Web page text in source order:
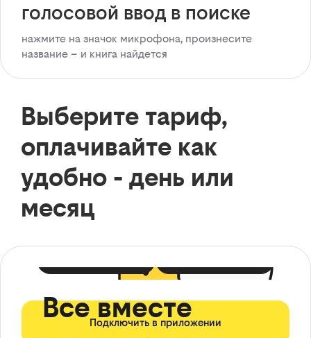
голосовой ввод в поиске
нажмите на значок микрофона, произнесите
название – и книга найдется
Выберите тариф,
оплачивайте как
удобно - день или
месяц
Все вместе
Подключить в приложении